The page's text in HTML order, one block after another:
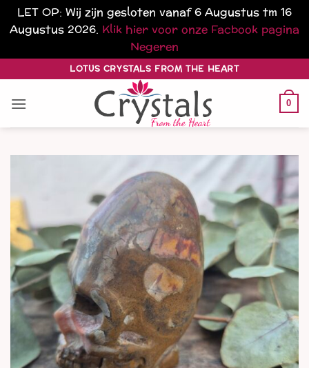
LET OP: Wij zijn gesloten vanaf 6 Augustus tm 16
Augustus 2026. Klik hier voor onze Facbook pagina
Negeren
naar
inhoud
LOTUS CRYSTALS FROM THE HEART
0